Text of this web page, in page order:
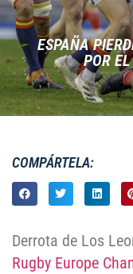
ESPAÑA
POR
COMPÁRTELA:
Derrota de Los
Rugby Europe